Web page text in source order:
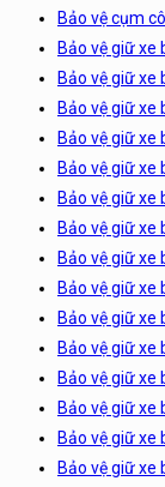
Bảo vệ cụm
Bảo vệ giữ xe
Bảo vệ giữ xe
Bảo vệ giữ xe
Bảo vệ giữ xe
Bảo vệ giữ xe
Bảo vệ giữ xe
Bảo vệ giữ xe
Bảo vệ giữ xe
Bảo vệ giữ xe
Bảo vệ giữ xe
Bảo vệ giữ xe
Bảo vệ giữ xe
Bảo vệ giữ xe
Bảo vệ giữ xe
Bảo vệ giữ xe